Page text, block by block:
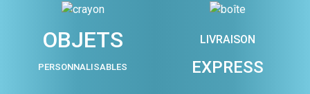
OBJETS
PERSONNALISABLES
LIVRAISON
EXPRESS